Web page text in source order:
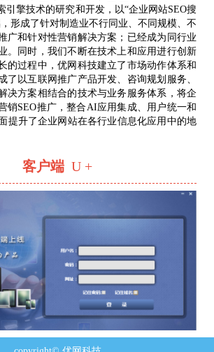
引擎技术的研究和开发，以“企业网站SEO搜
形成了针对制造业不行同业、不同规模、不
广和针对性营销解决方案；已经成为同行业
。同时，我们不断在技术上和应用进行创新
的过程中，优网科技建立了市场动作体系和
了以互联网推广产品开发、咨询规划服务、
决方案相结合的技术与业务服务体系，将企
销SEO推广，整合AI应用集成、用户统一和
提升了企业网站在各行业信息化应用中的地
客户端 U +